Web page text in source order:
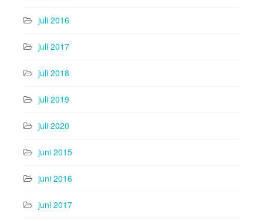
juli 2016
juli 2017
juli 2018
juli 2019
juli 2020
juni 2015
juni 2016
juni 2017